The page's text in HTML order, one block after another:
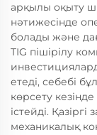
арқылы оқыту
нәтижесінде
болады және
TIG пішірілу
етеді, себебі
көрсету
істейді.
механикалық